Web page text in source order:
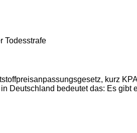
Todesstrafe
kurz
Deutschland bedeutet das: Es